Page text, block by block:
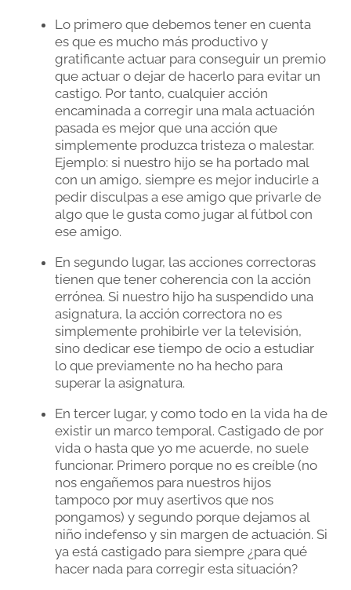
Lo primero que debemos tener en cuenta
es que es mucho más productivo y
gratificante actuar para conseguir un premio
que actuar o dejar de hacerlo para evitar un
castigo. Por tanto, cualquier acción
encaminada a corregir una mala actuación
pasada es mejor que una acción que
simplemente produzca tristeza o malestar.
Ejemplo: si nuestro hijo se ha portado mal
con un amigo, siempre es mejor inducirle a
pedir disculpas a ese amigo que privarle de
algo que le gusta como jugar al fútbol con
ese amigo.
En segundo lugar, las acciones correctoras
tienen que tener coherencia con la acción
errónea. Si nuestro hijo ha suspendido una
asignatura, la acción correctora no es
simplemente prohibirle ver la televisión,
sino dedicar ese tiempo de ocio a estudiar
lo que previamente no ha hecho para
superar la asignatura.
En tercer lugar, y como todo en la vida ha de
existir un marco temporal. Castigado de por
vida o hasta que yo me acuerde, no suele
funcionar. Primero porque no es creíble (no
nos engañemos para nuestros hijos
tampoco por muy asertivos que nos
pongamos) y segundo porque dejamos al
niño indefenso y sin margen de actuación. Si
ya está castigado para siempre ¿para qué
hacer nada para corregir esta situación?